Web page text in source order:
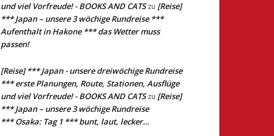
und viel Vorfreude! - BOOKS AND CATSzu [Reise]
*** Japan – unsere 3 wöchige Rundreise ***
Aufenthalt in Hakone *** das Wetter muss
passen!
[Reise] *** Japan - unsere dreiwöchige Rundreise
*** erste Planungen, Route, Stationen, Ausflüge
und viel Vorfreude! - BOOKS AND CATSzu [Reise]
*** Japan – unsere 3 wöchige Rundreise
*** Osaka: Tag 1 *** bunt, laut, lecker…